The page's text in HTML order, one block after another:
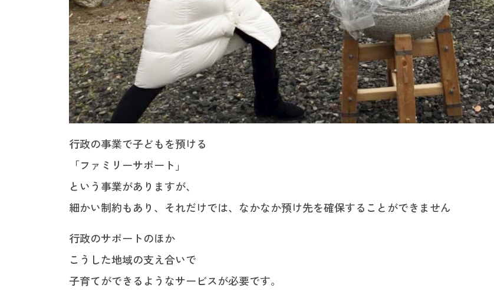
行政の事業で子どもを預ける
「ファミリーサポート」
という事業がありますが、
細かい制約もあり、それだけでは、なかなか預け先を確保することができません
行政のサポートのほか
こうした地域の支え合いで
子育てができるようなサービスが必要です。